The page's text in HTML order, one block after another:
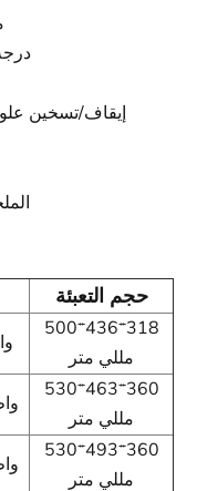
*
* درجة
*إيقاف/تسخين
حجم التعبئة
500*436*318
مللي متر
530*463*360
مللي متر
530*493*360
مللي متر